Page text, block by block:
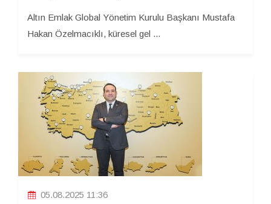
Altın Emlak Global Yönetim Kurulu Başkanı Mustafa
Hakan Özelmacıklı, küresel gel ...
05.08.2025 11:36